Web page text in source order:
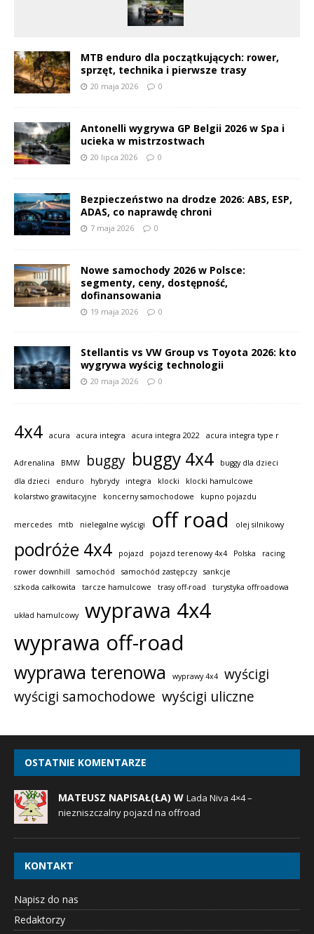
MTB enduro dla początkujących: rower,
sprzęt, technika i pierwsze trasy
20 maja 2026 0
Antonelli wygrywa GP Belgii 2026 w Spa i
ucieka w mistrzostwach
20 lipca 2026 0
Bezpieczeństwo na drodze 2026: ABS, ESP,
ADAS, co naprawdę chroni
7 maja 2026 0
Nowe samochody 2026 w Polsce:
segmenty, ceny, dostępność,
dofinansowania
19 maja 2026 0
Stellantis vs VW Group vs Toyota 2026: kto
wygrywa wyścig technologii
20 maja 2026 0
4x4 acura acura integra acura integra 2022 acura integra type r
Adrenalina BMW buggy buggy 4x4
buggy dla dzieci
dla dzieci
enduro hybrydy integra klocki
klocki hamulcowe
kolarstwo grawitacyjne
koncerny samochodowe kupno pojazdu
mercedes mtb nielegalne wyścigi off road olej silnikowy
podróże 4x4 pojazd pojazd terenowy 4x4 Polska
racing
rower downhill
samochód samochód zastępczy
sankcje
szkoda całkowita
tarcze hamulcowe trasy off-road turystyka offroadowa
układ hamulcowy
wyprawa 4x4
wyprawa off-road
wyprawa terenowa wyprawy 4x4
wyścigi
wyścigi samochodowe wyścigi uliczne
OSTATNIE KOMENTARZE
MATEUSZ NAPISAŁ(ŁA) W Lada Niva 4×4 –
niezniszczalny pojazd na offroad
KONTAKT
Napisz do nas
Redaktorzy